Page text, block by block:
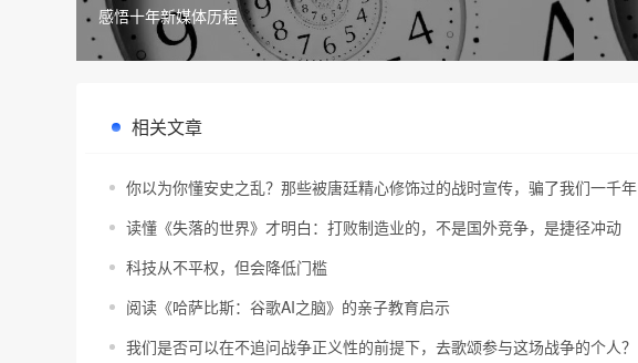
感悟十年新媒体历程
相关文章
你以为你懂安史之乱？那些被唐廷精心修饰过的战时宣传，骗了我们一千年
读懂《失落的世界》才明白：打败制造业的，不是国外竞争，是捷径冲动
科技从不平权，但会降低门槛
阅读《哈萨比斯：谷歌AI之脑》的亲子教育启示
我们是否可以在不追问战争正义性的前提下，去歌颂参与这场战争的个人？